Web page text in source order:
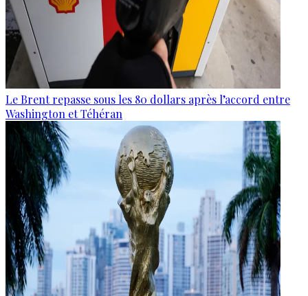
Le Brent repasse sous les 80 dollars après l’accord entre
Washington et Téhéran